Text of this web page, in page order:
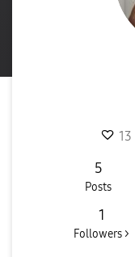
13
5
Posts
1
Followers >